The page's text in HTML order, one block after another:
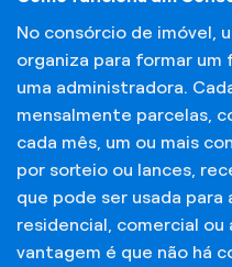
No consórcio de imóvel,
organiza para formar
uma administradora.
mensalmente parcelas,
cada mês, um ou mais
por sorteio ou lances,
que pode ser usada para
residencial, comercial
vantagem é que não há